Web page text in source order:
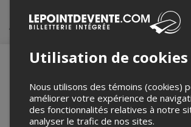
Achat de billets
Merci de confirmer que vous
robot ci-bas.
Utilisation de cookies
Nous utilisons des témoins (cookies)
améliorer votre expérience de
des fonctionnalités relatives à notre
analyser le trafic de nos sites.